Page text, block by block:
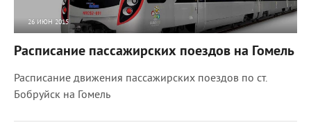
26 ИЮН 2015
Расписание пассажирских поездов на Гомель
Расписание движения пассажирских поездов по ст.
Бобруйск на Гомель